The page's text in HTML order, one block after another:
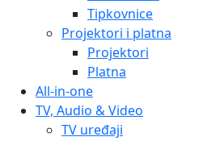
Tipkovnice
Projektori i platna
Projektori
Platna
All-in-one
TV, Audio & Video
TV uređaji